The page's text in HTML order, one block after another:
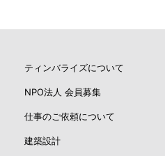
ティンバライズについて
NPO法人 会員募集
仕事のご依頼について
建築設計